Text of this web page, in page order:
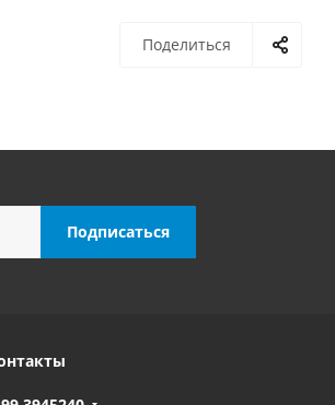
Поделиться